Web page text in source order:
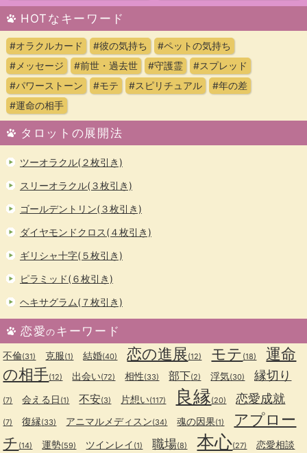
HOTなキーワード
#オラクルカード #彼の気持ち
#ペットの気持ち
#メッセージ
#前世・過去世 #守護霊
#スプレッド
#パワーストーン
#モテ #スピリチュアル
#年の差
#運命の相手
タロットの展開法
ツーオラクル(２枚引き)
スリーオラクル(３枚引き)
ゴールデントリン(３枚引き)
ダイヤモンドクロス(４枚引き)
ギリシャ十字(５枚引き)
ピラミッド(６枚引き)
ヘキサグラム(７枚引き)
恋愛のキーワード
不倫(31) 克服(1) 結婚(40) 恋の進展(12) モテ (18)
運命
の相手(12) 出会い(72) 相性(33) 部下(2) 浮気(30) 縁切り
(7) 会える日 (1) 不安(3) 片想い(117) 良縁(20) 恋愛成就
(7) 復縁(33) アニマルメディスン(34) 魂の因果(1)
アプロー
チ (14) 運勢(59) ツインレイ (1) 職場(8) 本心(27) 恋愛相談